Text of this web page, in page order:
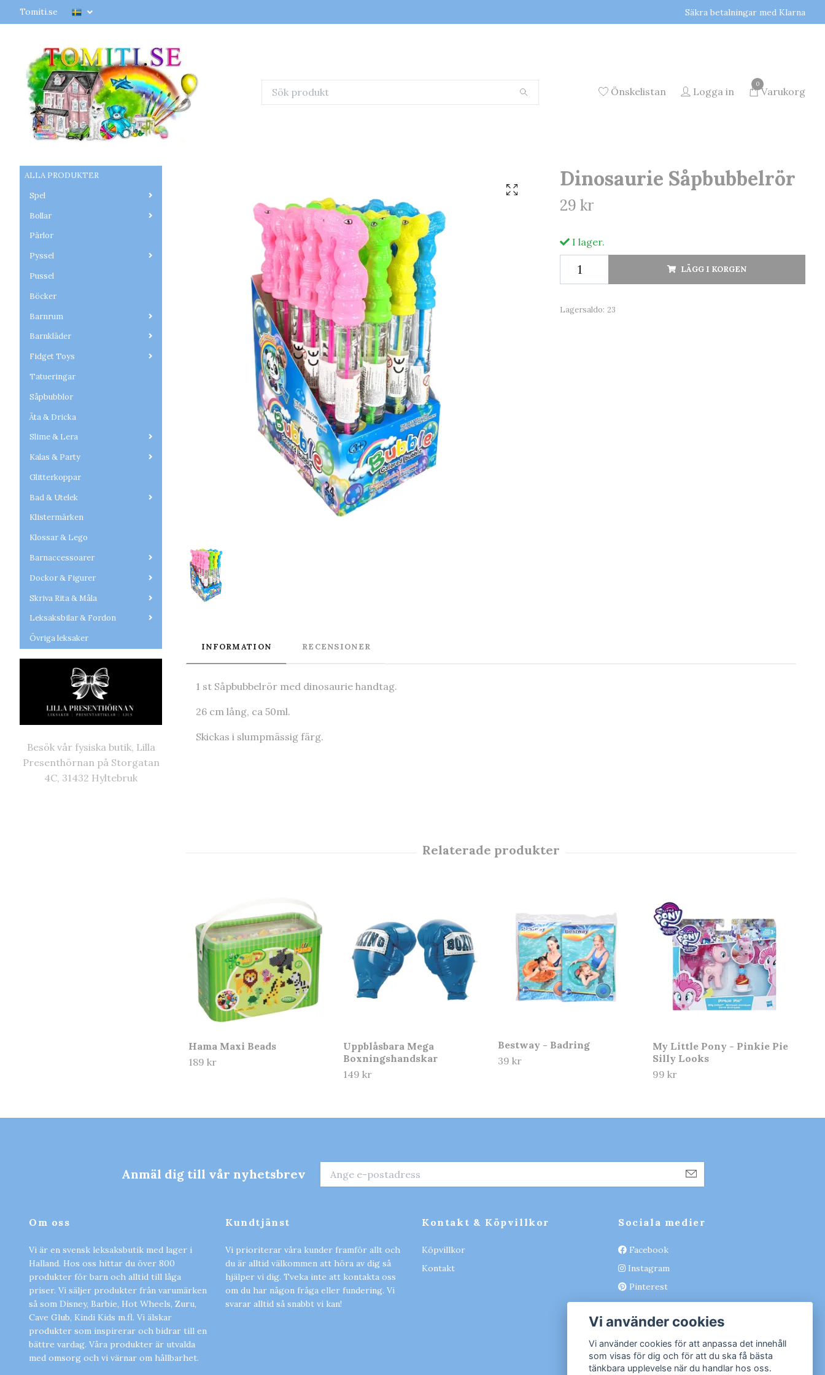
Tomiti.se Säkra betalningar med Klarna
Önskelistan Logga in
0
Varukorg
ALLA PRODUKTER
Spel
Bollar
Pärlor
Pyssel
Pussel
Böcker
Barnrum
Barnkläder
Fidget Toys
Tatueringar
Såpbubblor
Äta & Dricka
Slime & Lera
Kalas & Party
Glitterkoppar
Bad & Utelek
Klistermärken
Klossar & Lego
Barnaccessoarer
Dockor & Figurer
Skriva Rita & Måla
Leksaksbilar & Fordon
Övriga leksaker
Besök vår fysiska butik, Lilla
Presenthörnan på Storgatan
4C, 31432 Hyltebruk
Dinosaurie Såpbubbelrör
29 kr
I lager.
LÄGG I KORGEN
Lagersaldo: 23
INFORMATION RECENSIONER
1 st Såpbubbelrör med dinosaurie handtag.
26 cm lång, ca 50ml.
Skickas i slumpmässig färg.
Hama Maxi Beads
189 kr
Uppblåsbara Mega
Boxningshandskar
149 kr
Bestway - Badring
39 kr
My Little Pony - Pinkie Pie
Silly Looks
99 kr
Anmäl dig till vår nyhetsbrev
Om oss
Vi är en svensk leksaksbutik med lager i
Halland. Hos oss hittar du över 800
produkter för barn och alltid till låga
priser. Vi säljer produkter från varumärken
så som Disney, Barbie, Hot Wheels, Zuru,
Cave Glub, Kindi Kids m.fl. Vi älskar
produkter som inspirerar och bidrar till en
bättre vardag. Våra produkter är utvalda
med omsorg och vi värnar om hållbarhet.
Kundtjänst
Vi prioriterar våra kunder framför allt och
du är alltid välkommen att höra av dig så
hjälper vi dig. Tveka inte att kontakta oss
om du har någon fråga eller fundering. Vi
svarar alltid så snabbt vi kan!
Kontakt & Köpvillkor
Köpvillkor
Kontakt
Sociala medier
Facebook
Instagram
Pinterest
Vi använder cookies
Vi använder cookies för att anpassa det innehåll
som visas för dig och för att du ska få bästa
tänkbara upplevelse när du handlar hos oss.